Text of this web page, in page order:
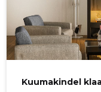
Kuumakindel